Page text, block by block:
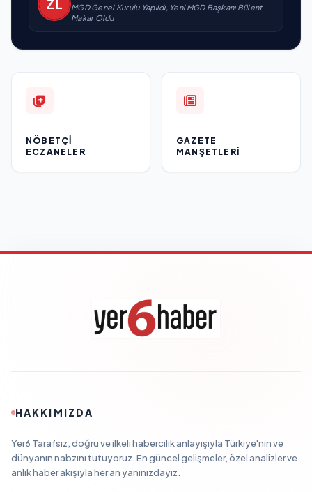
MGD Genel Kurulu Yapıldı, Yeni MGD Başkanı Bülent
Makar Oldu
NÖBETÇI
ECZANELER
GAZETE
MANŞETLERI
HAKKIMIZDA
Yer6 Tarafsız, doğru ve ilkeli habercilik anlayışıyla Türkiye'nin ve
dünyanın nabzını tutuyoruz. En güncel gelişmeler, özel analizler ve
anlık haber akışıyla her an yanınızdayız.